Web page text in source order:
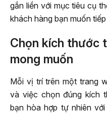
gắn liền với mục tiêu cụ
khách hàng bạn muốn
Chọn kích thước
mong muốn
Mỗi vị trí trên một trang
và việc chọn đúng kích
bạn hòa hợp tự nhiên